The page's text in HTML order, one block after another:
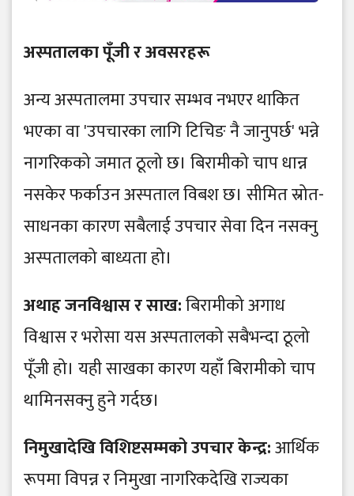
अस्पतालका पूँजी र अवसरहरू
​अन्य अस्पतालमा उपचार सम्भव नभएर थाकित
भएका वा 'उपचारका लागि टिचिङ नै जानुपर्छ' भन्ने
नागरिकको जमात ठूलो छ। बिरामीको चाप धान्न
नसकेर फर्काउन अस्पताल विबश छ। सीमित स्रोत-
साधनका कारण सबैलाई उपचार सेवा दिन नसक्नु
अस्पतालको बाध्यता हो।
अथाह जनविश्वास र साख:बिरामीको अगाध
विश्वास र भरोसा यस अस्पतालको सबैभन्दा ठूलो
पूँजी हो। यही साखका कारण यहाँ बिरामीको चाप
थामिनसक्नु हुने गर्दछ।
​निमुखादेखि विशिष्टसम्मको उपचार केन्द्र:आर्थिक
रूपमा विपन्न र निमुखा नागरिकदेखि राज्यका